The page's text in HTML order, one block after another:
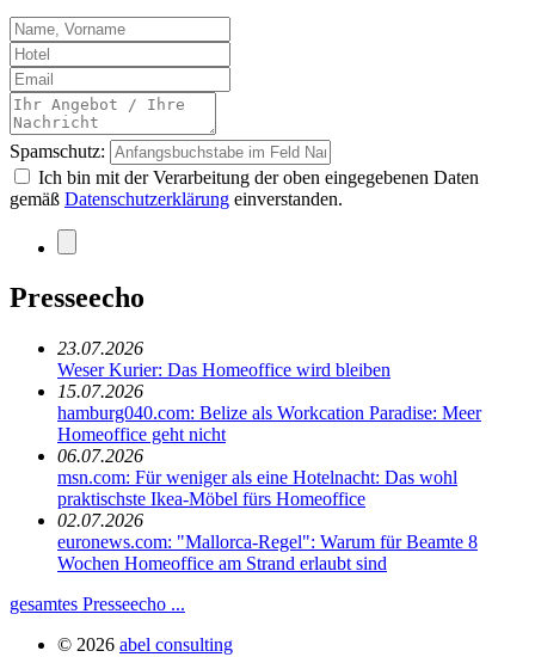
Spamschutz:
Ich bin mit der Verarbeitung der oben eingegebenen Daten
gemäß Datenschutzerklärung einverstanden.
Presseecho
23.07.2026
Weser Kurier: Das Homeoffice wird bleiben
15.07.2026
hamburg040.com: Belize als Workcation Paradise: Meer
Homeoffice geht nicht
06.07.2026
msn.com: Für weniger als eine Hotelnacht: Das wohl
praktischste Ikea-Möbel fürs Homeoffice
02.07.2026
euronews.com: "Mallorca-Regel": Warum für Beamte 8
Wochen Homeoffice am Strand erlaubt sind
gesamtes Presseecho ...
© 2026 abel consulting